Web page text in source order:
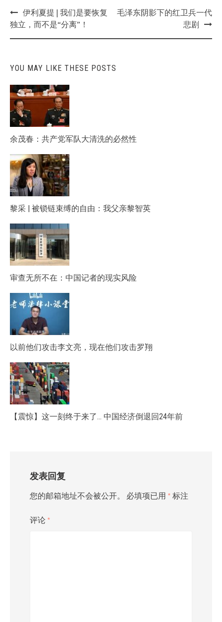
Post
navigation
伊利夏提 | 我们是要恢复
独立，而不是“分离”！
毛泽东阴影下的红卫兵一代
悲剧
YOU MAY LIKE THESE POSTS
余茂春：共产党军队大清洗的必然性
黎采 | 被锁链束缚的自由：我父亲黎智英
审查无所不在：中国记者的现实风险
以前他们攻击李文亮，现在他们攻击罗翔
【震惊】这一刻终于来了… 中国经济倒退回24年前
发表回复
您的邮箱地址不会被公开。 必填项已用 * 标注
评论 *